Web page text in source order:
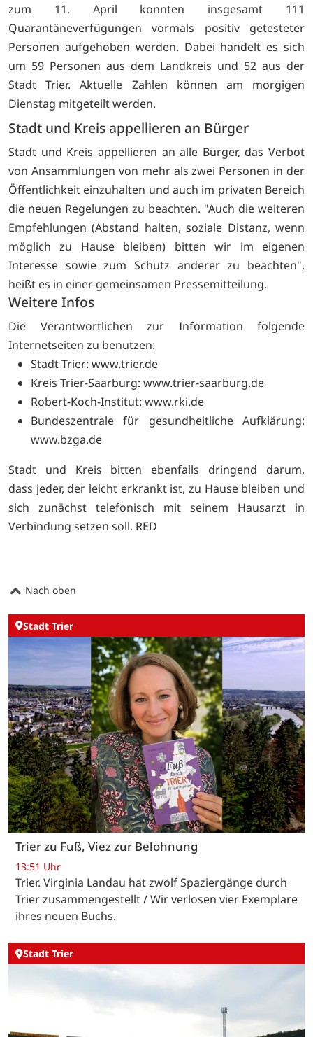
zum 11. April konnten insgesamt 111
Quarantäneverfügungen vormals positiv getesteter
Personen aufgehoben werden. Dabei handelt es sich
um 59 Personen aus dem Landkreis und 52 aus der
Stadt Trier. Aktuelle Zahlen können am morgigen
Dienstag mitgeteilt werden.
Stadt und Kreis appellieren an Bürger
Stadt und Kreis appellieren an alle Bürger, das Verbot
von Ansammlungen von mehr als zwei Personen in der
Öffentlichkeit einzuhalten und auch im privaten Bereich
die neuen Regelungen zu beachten. "Auch die weiteren
Empfehlungen (Abstand halten, soziale Distanz, wenn
möglich zu Hause bleiben) bitten wir im eigenen
Interesse sowie zum Schutz anderer zu beachten",
heißt es in einer gemeinsamen Pressemitteilung.
Weitere Infos
Die Verantwortlichen zur Information folgende
Internetseiten zu benutzen:
Stadt Trier: www.trier.de
Kreis Trier-Saarburg: www.trier-saarburg.de
Robert-Koch-Institut: www.rki.de
Bundeszentrale für gesundheitliche Aufklärung:
www.bzga.de
Stadt und Kreis bitten ebenfalls dringend darum,
dass jeder, der leicht erkrankt ist, zu Hause bleiben und
sich zunächst telefonisch mit seinem Hausarzt in
Verbindung setzen soll. RED
Nach oben
Stadt Trier
Trier zu Fuß, Viez zur Belohnung
13:51 Uhr
Trier. Virginia Landau hat zwölf Spaziergänge durch
Trier zusammengestellt / Wir verlosen vier Exemplare
ihres neuen Buchs.
Stadt Trier